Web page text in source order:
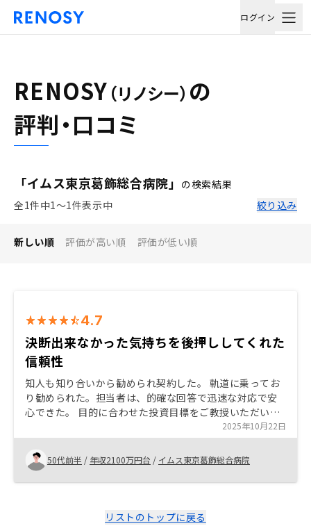
ログイン
RENOSY （リノシー） の
評判・口コミ
「イムス東京葛飾総合病院」 の検索結果
全1件中1〜1件表示中
絞り込み
新しい順 評価が高い順 評価が低い順
4.7
決断出来なかった気持ちを後押ししてくれた
信頼性
知人も知り合いから勧められ契約した。 軌道に乗ってお
り勧められた。担当者は、的確な回答で迅速な対応で安
心できた。 目的に合わせた投資目標をご教授いただいて
速やかに対応出来た。 投資目的によるが、悩んでいても
仕方ないので行動に移すべきかと。質問もしやすく理解
してから決断しましょう。
2025年10月22日
50代前半 / 年収2100万円台 / イムス東京葛飾総合病院
リストのトップに戻る